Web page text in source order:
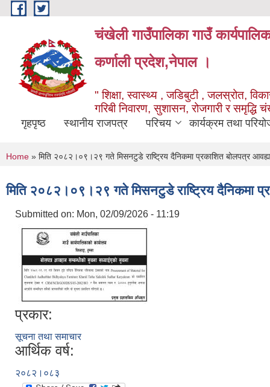
Skip to main content
चंखेली गाउँपालिका गाउँ
कर्णाली प्रदेश,नेपाल ।
" शिक्षा, स्वास्थ्य , जडिबुटी , जलस्रोत,
गरिबी निवारण, सुशासन, रोजगारी र
गृहपृष्ठ स्थानीय राजपत्र परिचय कार्यक्रम तथा
You are here
Home » मिति २०८२।०९।२९ गते मिसनटुडे राष्ट्रिय दैनिकमा प्रकाशित बोलपत्र
मिति २०८२।०९।२९ गते मिसनटुडे राष्ट्रिय दैनिकमा
Submitted on: Mon, 02/09/2026 - 11:19
प्रकार:
सूचना तथा समाचार
आर्थिक वर्ष:
२०८२।०८३